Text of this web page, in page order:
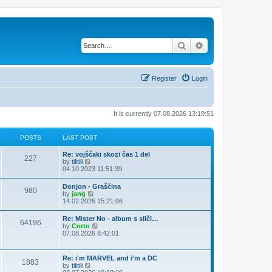
Search
Login
Register
It is currently 07.08.2026 13:19:51
POSTS LAST POST
227
Re: vojščaki skozi čas 1 del
by tilitili
i
w
t
h
e
l
a
t
e
t
p
o
s
04.10.2023 11:51:39
980
Donjon - Graščina
by jang
i
w
t
h
e
a
t
14.02.2026 15:21:06
64196
Re: Mister No - album s sliči…
by Corto
i
t
h
e
07.08.2026 8:42:01
1883
Re: i'm MARVEL and i'm a DC
by tilitili